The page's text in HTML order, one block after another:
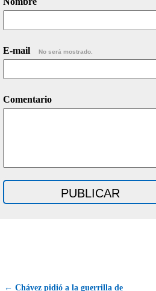
E-mail No será mostrado.
Comentario
← Chávez pidió a la guerrilla de